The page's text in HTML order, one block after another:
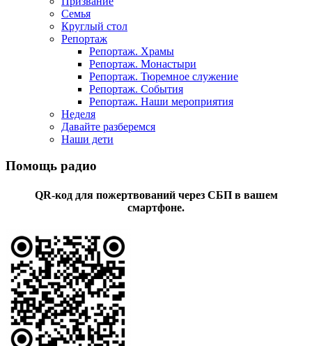
Семья
Круглый стол
Репортаж
Репортаж. Храмы
Репортаж. Монастыри
Репортаж. Тюремное служение
Репортаж. События
Репортаж. Наши мероприятия
Неделя
Давайте разберемся
Наши дети
Помощь радио
QR-код для пожертвований через СБП в вашем
смартфоне.